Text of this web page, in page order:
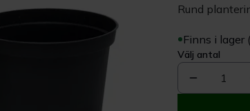
Rund
Finns i lager
Välj antal
1